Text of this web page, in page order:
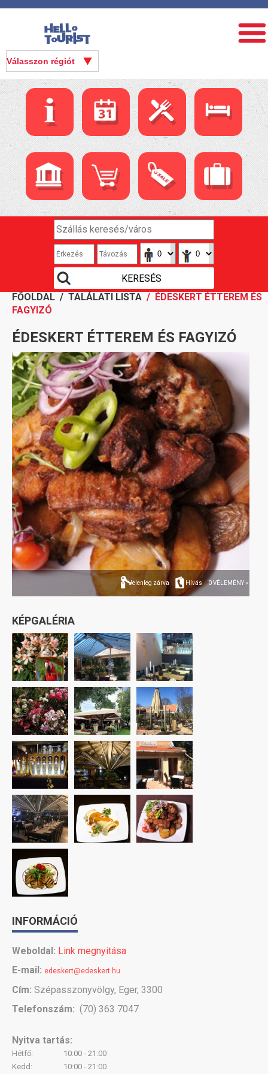
FŐOLDAL / TALÁLATI LISTA / ÉDESKERT ÉTTEREM ÉS
FAGYIZÓ
ÉDESKERT ÉTTEREM ÉS FAGYIZÓ
Jelenleg zárva Hívás 0 VÉLEMÉNY »
KÉPGALÉRIA
INFORMÁCIÓ
Weboldal: Link megnyitása
E-mail: edeskert@edeskert.hu
Cím: Szépasszonyvölgy, Eger, 3300
Telefonszám: (70) 363 7047
Nyitva tartás:
Hétfő:
10:00 - 21:00
Kedd:
10:00 - 21:00